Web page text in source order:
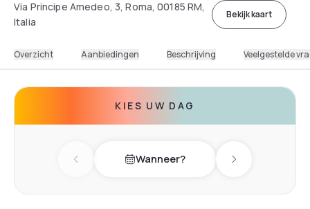
Via Principe Amedeo, 3, Roma, 00185 RM,
Italia
Bekijk kaart
Overzicht Aanbiedingen Beschrijving Veelgestelde
KIES UW DAG
Previous dayWanneer? Next day